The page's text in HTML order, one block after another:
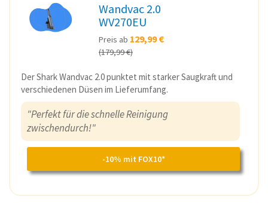
Wandvac 2.0
WV270EU
Preis ab 129,99 €
(179,99 €)
Der Shark Wandvac 2.0 punktet mit starker Saugkraft und
verschiedenen Düsen im Lieferumfang.
"Perfekt für die schnelle Reinigung
zwischendurch!"
-10% mit FOX10*